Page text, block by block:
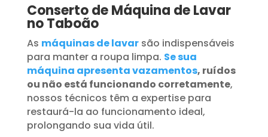
Conserto de Máquina de Lavar
no Taboão
As máquinas de lavar são indispensáveis
para manter a roupa limpa. Se sua
máquina apresenta vazamentos, ruídos
ou não está funcionando corretamente,
nossos técnicos têm a expertise para
restaurá-la ao funcionamento ideal,
prolongando sua vida útil.